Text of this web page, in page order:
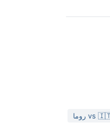
الفترة
لكن